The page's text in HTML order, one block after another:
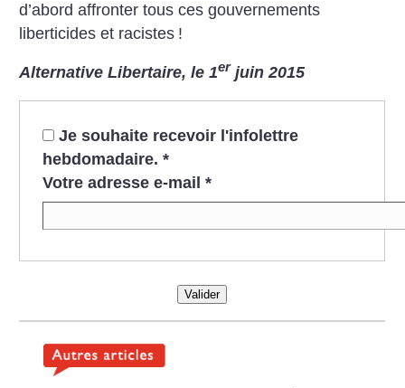
d’abord affronter tous ces gouvernements
liberticides et racistes !
Alternative Libertaire, le 1er juin 2015
Je souhaite recevoir l'infolettre
hebdomadaire. *
Votre adresse e-mail *
Valider